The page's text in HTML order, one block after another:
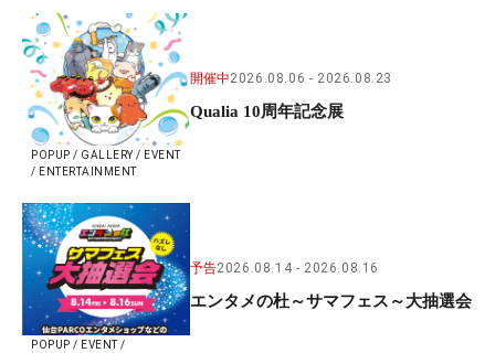
POPUP / GALLERY / EVENT
/ ENTERTAINMENT
開催中2026.08.06 2026.08.23
Qualia 10周年記念展
POPUP / EVENT /
予告2026.08.14 2026.08.16
エンタメの杜～サマフェス～大抽選会